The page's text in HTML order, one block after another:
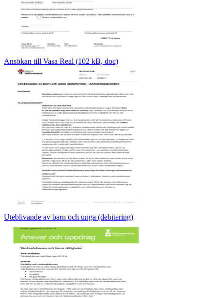
Ansökan till Vasa Real (102 kB, doc)
Uteblivande av barn och unga (debitering)